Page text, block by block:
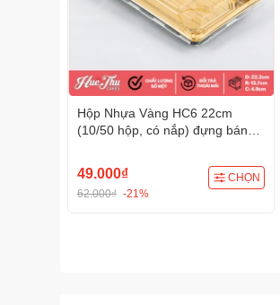
Hộp Nhựa Vàng HC6 22cm
(10/50 hộp, có nắp) đựng bánh
49.000₫
62.000₫ -21%
CHỌN